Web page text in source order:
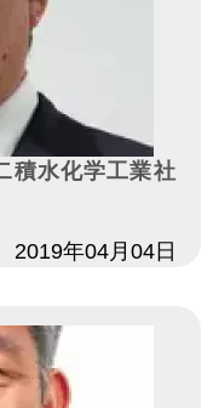
積水化学工業社
2019年04月04日